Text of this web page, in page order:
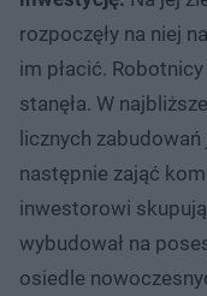
rozpoczęły na niej
im płacić.
stanęła. W
licznych
następnie zająć
inwestorowi
wybudował na
osiedle